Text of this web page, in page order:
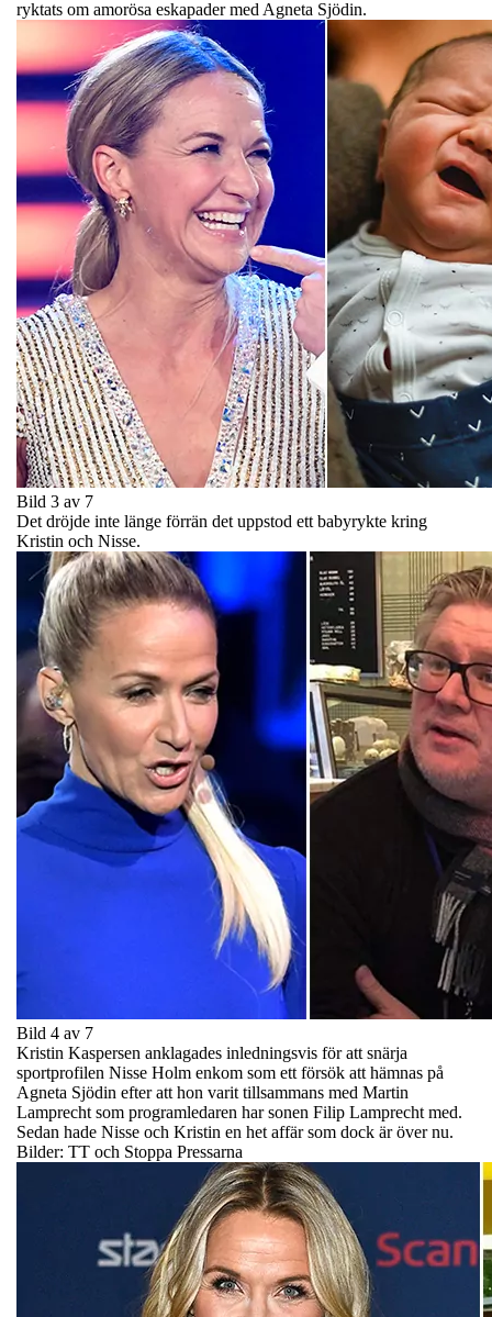
ryktats om amorösa eskapader med Agneta Sjödin.
Bild 3 av 7
Det dröjde inte länge förrän det uppstod ett babyrykte kring
Kristin och Nisse.
Bild 4 av 7
Kristin Kaspersen anklagades inledningsvis för att snärja
sportprofilen Nisse Holm enkom som ett försök att hämnas på
Agneta Sjödin efter att hon varit tillsammans med Martin
Lamprecht som programledaren har sonen Filip Lamprecht med.
Sedan hade Nisse och Kristin en het affär som dock är över nu.
Bilder: TT och Stoppa Pressarna